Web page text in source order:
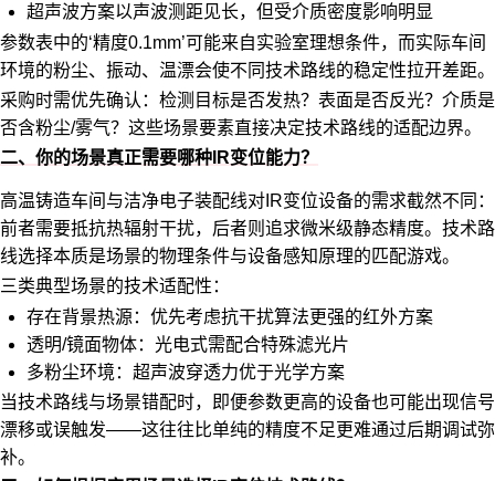
超声波方案以声波测距见长，但受介质密度影响明显
参数表中的‘精度0.1mm’可能来自实验室理想条件，而实际车间
环境的粉尘、振动、温漂会使不同技术路线的稳定性拉开差距。
采购时需优先确认：检测目标是否发热？表面是否反光？介质是
否含粉尘/雾气？这些场景要素直接决定技术路线的适配边界。
二、你的场景真正需要哪种IR变位能力？
高温铸造车间与洁净电子装配线对IR变位设备的需求截然不同：
前者需要抵抗热辐射干扰，后者则追求微米级静态精度。技术路
线选择本质是场景的物理条件与设备感知原理的匹配游戏。
三类典型场景的技术适配性：
存在背景热源：优先考虑抗干扰算法更强的红外方案
透明/镜面物体：光电式需配合特殊滤光片
多粉尘环境：超声波穿透力优于光学方案
当技术路线与场景错配时，即便参数更高的设备也可能出现信号
漂移或误触发——这往往比单纯的精度不足更难通过后期调试弥
补。